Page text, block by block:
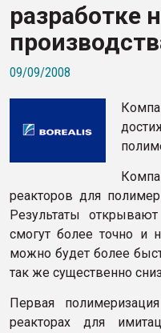
касается выдува ПЭТ
ПЕРЕЙТИ НА ФОРУМ
разработке
09/09/2008
реакторов для
Результаты
смогут более точно и
можно будет более
так же существенно
Первая
реакторах для